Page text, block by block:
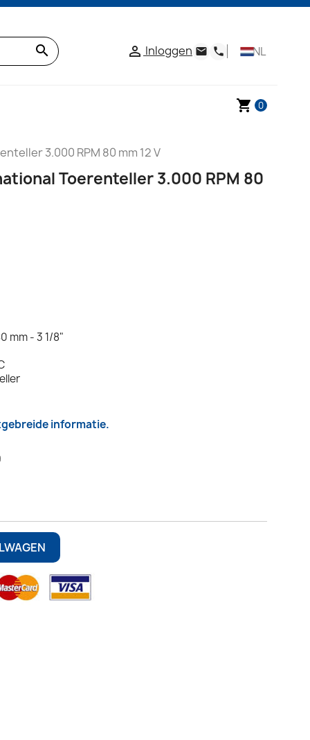
search  Inloggen email phone NL
shopping_cart 0
3.000 RPM 80 mm 12 V
Toerenteller 3.000 RPM 80
mm - 3 1/8"
informatie.